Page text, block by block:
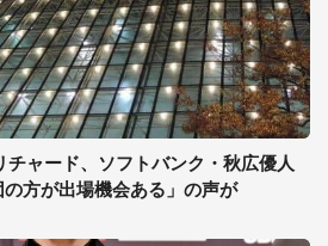
チャード、ソフトバンク・秋広優人
方が出場機会ある」の声が